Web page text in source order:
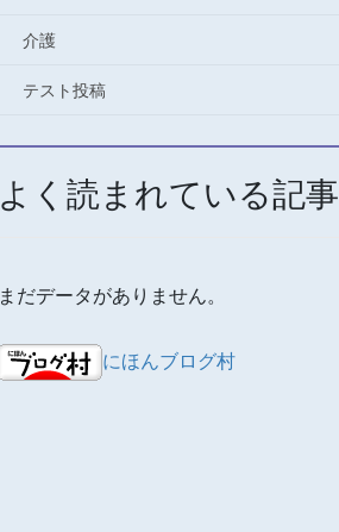
介護
テスト投稿
よく読まれている記事
まだデータがありません。
にほんブログ村